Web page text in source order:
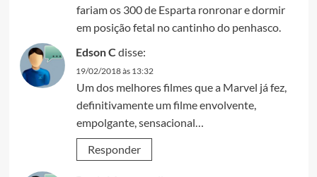
fariam os 300 de Esparta ronronar e dormir
em posição fetal no cantinho do penhasco.
Edson C disse:
19/02/2018 às 13:32
Um dos melhores filmes que a Marvel já fez,
definitivamente um filme envolvente,
empolgante, sensacional…
Responder